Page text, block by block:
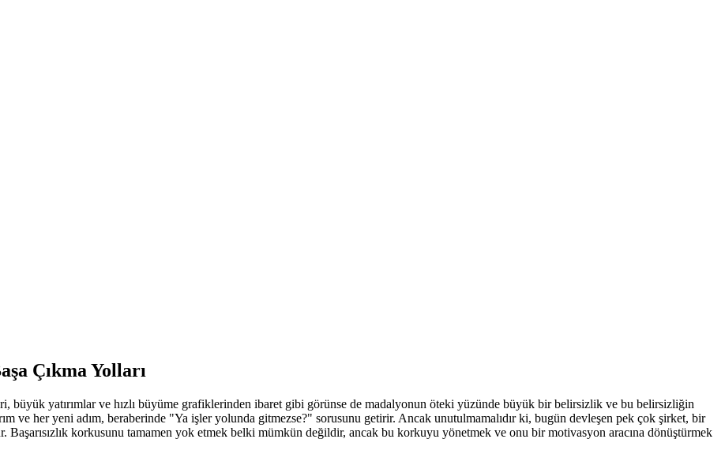
Çıkma Yolları
büyük yatırımlar ve hızlı büyüme grafiklerinden ibaret gibi görünse de madalyonun öteki yüzünde büyük bir belirsizlik ve bu belirsizliğin
ve her yeni adım, beraberinde "Ya işler yolunda gitmezse?" sorusunu getirir. Ancak unutulmamalıdır ki, bugün devleşen pek çok şirket, bir
korkusunu tamamen yok etmek belki mümkün değildir, ancak bu korkuyu yönetmek ve onu bir motivasyon aracına dönüştürmek